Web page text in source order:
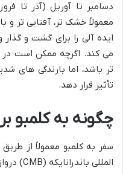
دسامبر تا آوریل (آذر تا
معمولاً خشک تر، آفتابی تر و
ایده آلی را برای گشت و
می کند. اگرچه ممکن است
تر باشد، اما بارندگی های
تأثیر قرار دهد.
چگونه به کلمبو
سفر به کلمبو معمولاً از
المللی باندرانایکه (CMB) دروازه اصلی ورود به سریلانکا است.